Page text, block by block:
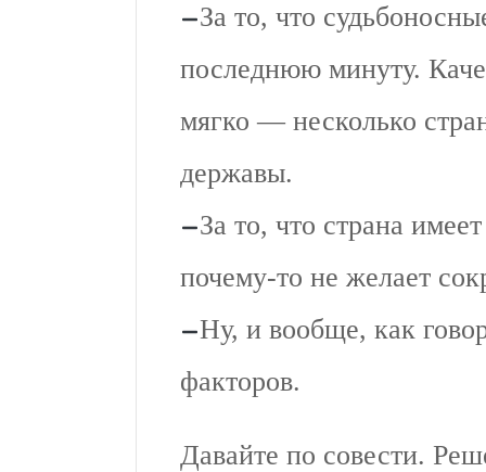
За то, что
последнюю минуту.
мягко — несколько
державы.
За то, что страна
почему-то не желает
Ну, и вообще, как
факторов.
Давайте по совести.